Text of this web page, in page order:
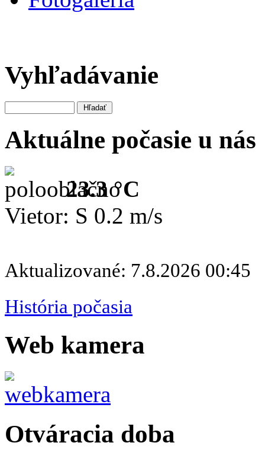
Vyhľadávanie
Aktuálne počasie u nás
23.3 °C
Vietor: S 0.2 m/s
Aktualizované: 7.8.2026 00:45
História počasia
Web kamera
Otváracia doba